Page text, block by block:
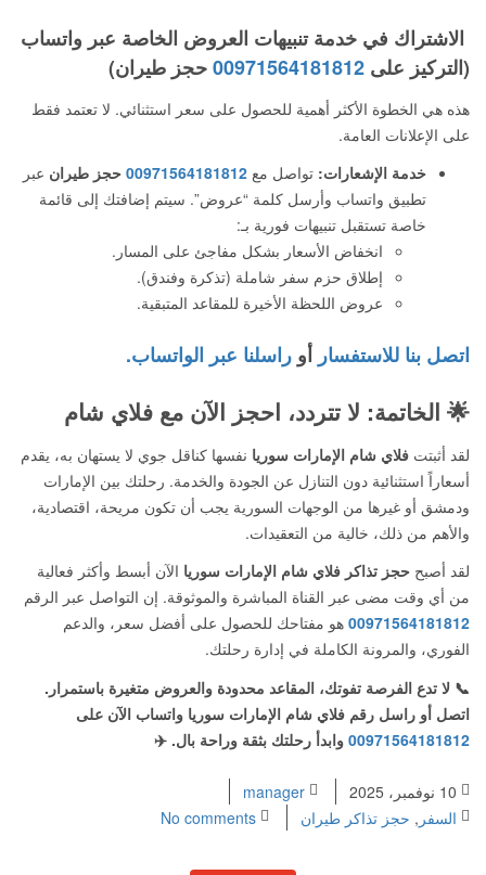
الاشتراك في خدمة تنبيهات العروض الخاصة عبر واتساب
(التركيز على 00971564181812حجز طيران)
هذه هي الخطوة الأكثر أهمية للحصول على سعر استثنائي. لا تعتمد فقط
على الإعلانات العامة.
خدمة الإشعارات: تواصل مع 00971564181812 حجز طيران عبر
تطبيق واتساب وأرسل كلمة “عروض”. سيتم إضافتك إلى قائمة
خاصة تستقبل تنبيهات فورية بـ:
انخفاض الأسعار بشكل مفاجئ على المسار.
إطلاق حزم سفر شاملة (تذكرة وفندق).
عروض اللحظة الأخيرة للمقاعد المتبقية.
اتصل بنا للاستفسار أو راسلنا عبر الواتساب.
🌟 الخاتمة: لا تتردد، احجز الآن مع فلاي شام
لقد أثبتت فلاي شام الإمارات سوريا نفسها كناقل جوي لا يستهان به، يقدم
أسعاراً استثنائية دون التنازل عن الجودة والخدمة. رحلتك بين الإمارات
ودمشق أو غيرها من الوجهات السورية يجب أن تكون مريحة، اقتصادية،
والأهم من ذلك، خالية من التعقيدات.
لقد أصبح حجز تذاكر فلاي شام الإمارات سوريا الآن أبسط وأكثر فعالية
من أي وقت مضى عبر القناة المباشرة والموثوقة. إن التواصل عبر الرقم
00971564181812 هو مفتاحك للحصول على أفضل سعر، والدعم
الفوري، والمرونة الكاملة في إدارة رحلتك.
📞 لا تدع الفرصة تفوتك، المقاعد محدودة والعروض متغيرة باستمرار.
اتصل أو راسل رقم فلاي شام الإمارات سوريا واتساب الآن على
00971564181812 وابدأ رحلتك بثقة وراحة بال. ✈️
manager
السفر , حجز تذاكر طيران No comments